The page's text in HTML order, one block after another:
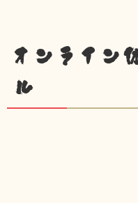
オンライン
ル